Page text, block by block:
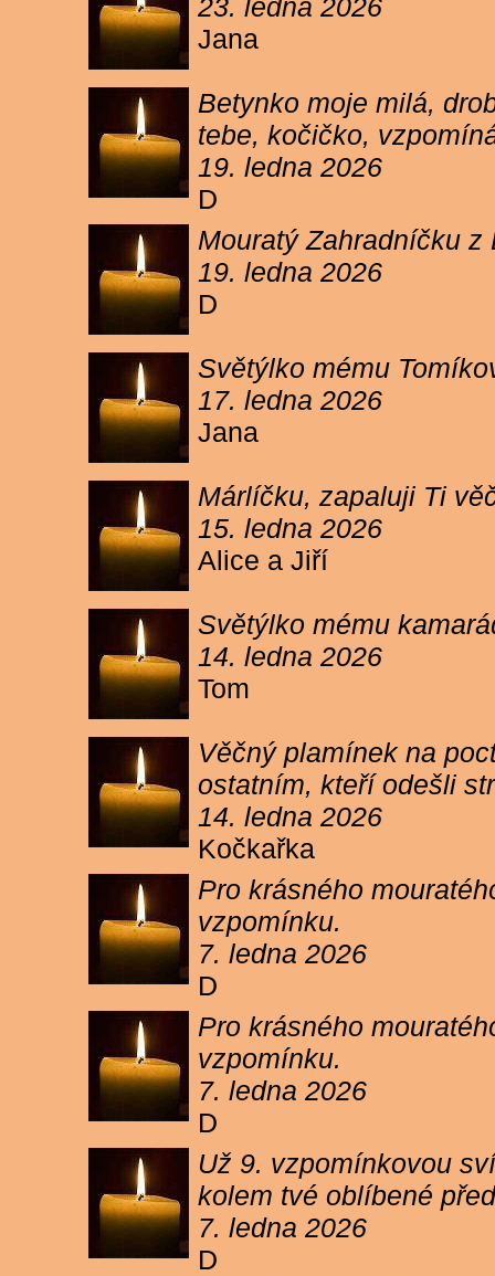
23. ledna 2026
Jana
Betynko moje milá,
tebe, kočičko,
19. ledna 2026
D
Mouratý Zahradníčku
19. ledna 2026
D
Světýlko mému
17. ledna 2026
Jana
Márlíčku, zapaluji Ti
15. ledna 2026
Alice a Jiří
Světýlko mému
14. ledna 2026
Tom
Věčný plamínek na
ostatním, kteří odešli
14. ledna 2026
Kočkařka
Pro krásného
vzpomínku.
7. ledna 2026
D
Pro krásného
vzpomínku.
7. ledna 2026
D
Už 9. vzpomínkovou
kolem tvé oblíbené
7. ledna 2026
D